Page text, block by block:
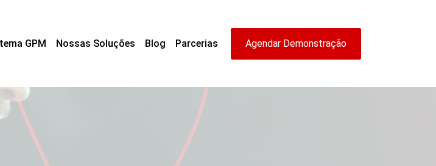
GPM Nossas Soluções Blog Parcerias Agendar Demonstração